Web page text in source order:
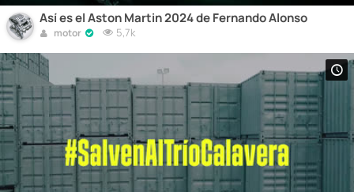
Así es el Aston Martin 2024 de Fernando Alonso
motor 5,7k